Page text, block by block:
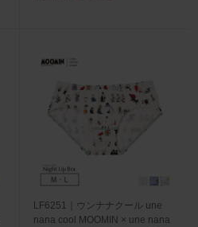
LF6251｜ウンナナクール une
nana cool MOOMIN × une nana